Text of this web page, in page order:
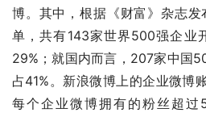
博。其中，根据《财富》杂志
单，共有143家世界500强企业
29%；就国内而言，207家中国
占41%。新浪微博上的企业微博
每个企业微博拥有的粉丝超